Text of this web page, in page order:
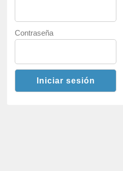
Contraseña